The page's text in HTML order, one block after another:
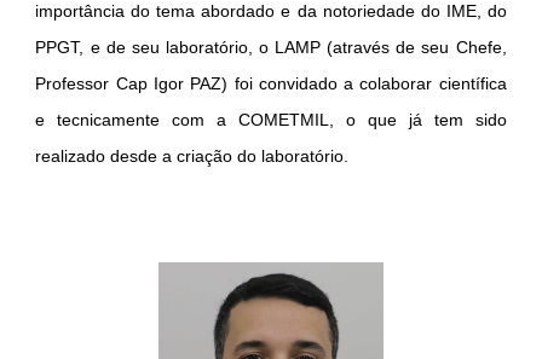
importância do tema abordado e da notoriedade do IME, do
PPGT, e de seu laboratório, o LAMP (através de seu Chefe,
Professor Cap Igor PAZ) foi convidado a colaborar científica
e tecnicamente com a COMETMIL, o que já tem sido
realizado desde a criação do laboratório.